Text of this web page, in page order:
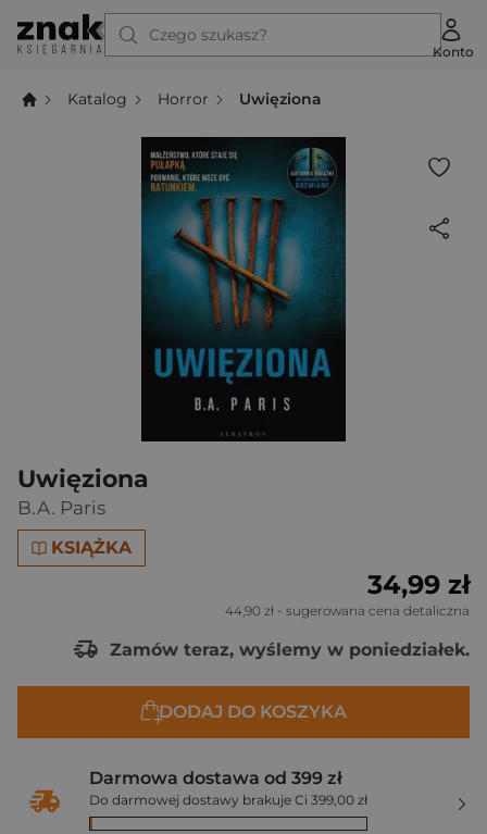
Czego szukasz?
Konto
Katalog Horror Uwięziona
Uwięziona
B.A. Paris
KSIĄŻKA
34,99 zł
44,90 zł - sugerowana cena detaliczna
Zamów teraz, wyślemy w poniedziałek.
DODAJ DO KOSZYKA
Darmowa dostawa od 399 zł
Do darmowej dostawy brakuje Ci 399,00 zł